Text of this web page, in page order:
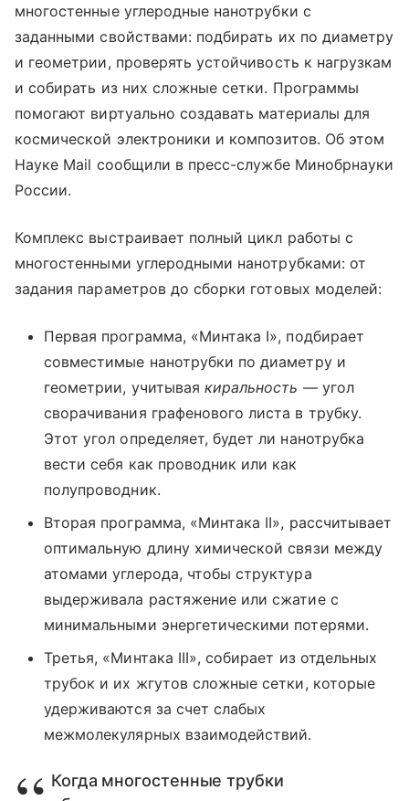
многостенные углеродные нанотрубки с
заданными свойствами: подбирать их по диаметру
и геометрии, проверять устойчивость к нагрузкам
и собирать из них сложные сетки. Программы
помогают виртуально создавать материалы для
космической электроники и композитов. Об этом
Науке Mail сообщили в пресс-службе Минобрнауки
России.
Комплекс выстраивает полный цикл работы с
многостенными углеродными нанотрубками: от
задания параметров до сборки готовых моделей:
Первая программа, «Минтака I», подбирает
совместимые нанотрубки по диаметру и
геометрии, учитывая киральность — угол
сворачивания графенового листа в трубку.
Этот угол определяет, будет ли нанотрубка
вести себя как проводник или как
полупроводник.
Вторая программа, «Минтака II», рассчитывает
оптимальную длину химической связи между
атомами углерода, чтобы структура
выдерживала растяжение или сжатие с
минимальными энергетическими потерями.
Третья, «Минтака III», собирает из отдельных
трубок и их жгутов сложные сетки, которые
удерживаются за счет слабых
межмолекулярных взаимодействий.
Когда многостенные трубки